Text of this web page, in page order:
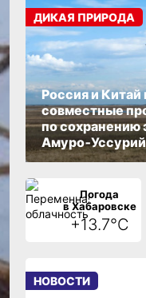
Россия и Китай
совместные
по сохранению
ДИКАЯ ПРИРОДА
Погода
в Хабаровске
+13.7°C
НОВОСТИ